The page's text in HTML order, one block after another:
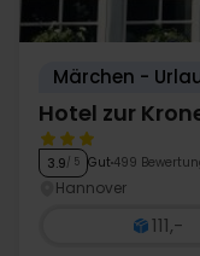
Märchen -
Hotel zur
3.9/ 5 Gut 499
Hannover
111,-